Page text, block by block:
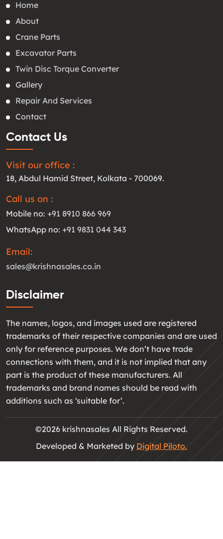
Home
About
Crane Parts
Excavator Parts
Twin Disc Torque Converter
Gallery
Repair And Services
Contact
Contact Us
Visit our office :
18, Abdul Hamid Street, Kolkata - 700069.
Call us on :
Mobile no: +91 8910 866 969
WhatsApp no: +91 9831 044 343
Email:
sales@krishnasales.co.in
Disclaimer
The names, logos, and images used are registered
trademarks of their respective companies and are used
only for reference purposes. We don’t have trade
connections with them, and it is not implied that any
part is the product of these manufacturers. All
trademarks and brand names should be read with
additions such as ‘suitable for’.
©2026 krishnasales All Rights Reserved.
Developed & Marketed by Digital Piloto.